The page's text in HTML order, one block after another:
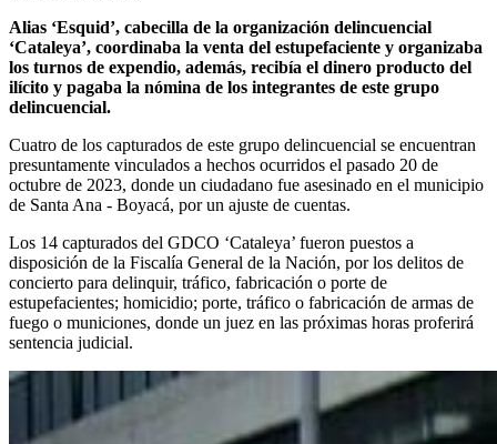
Alias ‘Esquid’, cabecilla de la organización delincuencial
‘Cataleya’, coordinaba la venta del estupefaciente y organizaba
los turnos de expendio, además, recibía el dinero producto del
ilícito y pagaba la nómina de los integrantes de este grupo
delincuencial.
Cuatro de los capturados de este grupo delincuencial se encuentran
presuntamente vinculados a hechos ocurridos el pasado 20 de
octubre de 2023, donde un ciudadano fue asesinado en el municipio
de Santa Ana - Boyacá, por un ajuste de cuentas.
Los 14 capturados del GDCO ‘Cataleya’ fueron puestos a
disposición de la Fiscalía General de la Nación, por los delitos de
concierto para delinquir, tráfico, fabricación o porte de
estupefacientes; homicidio; porte, tráfico o fabricación de armas de
fuego o municiones, donde un juez en las próximas horas proferirá
sentencia judicial.